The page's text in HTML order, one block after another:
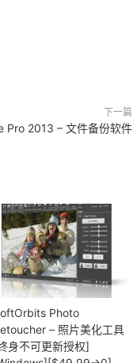
下一篇
Pro 2013 – 文件备份软件
Photo
– 照片美化工具
身不可更新授权]